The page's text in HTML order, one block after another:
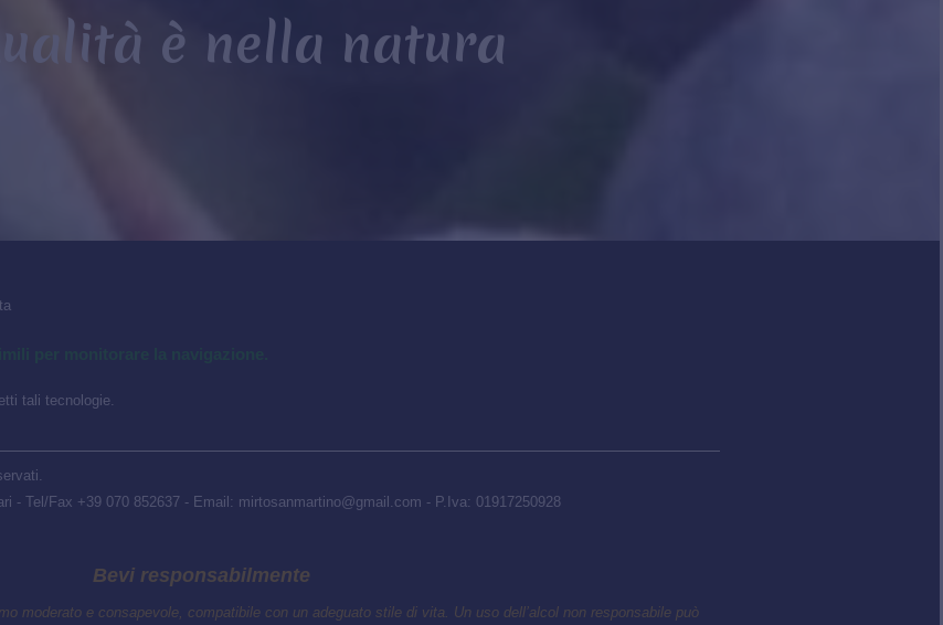
è nella natura
tali tecnologie.
- Tel/Fax +39 070 852637 - Email: mirtosanmartino@gmail.com - P.Iva: 01917250928
Bevi responsabilmente
moderato e consapevole, compatibile con un adeguato stile di vita. Un uso dell’alcol non responsabile può